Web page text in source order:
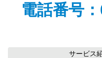
電話番号
サービス